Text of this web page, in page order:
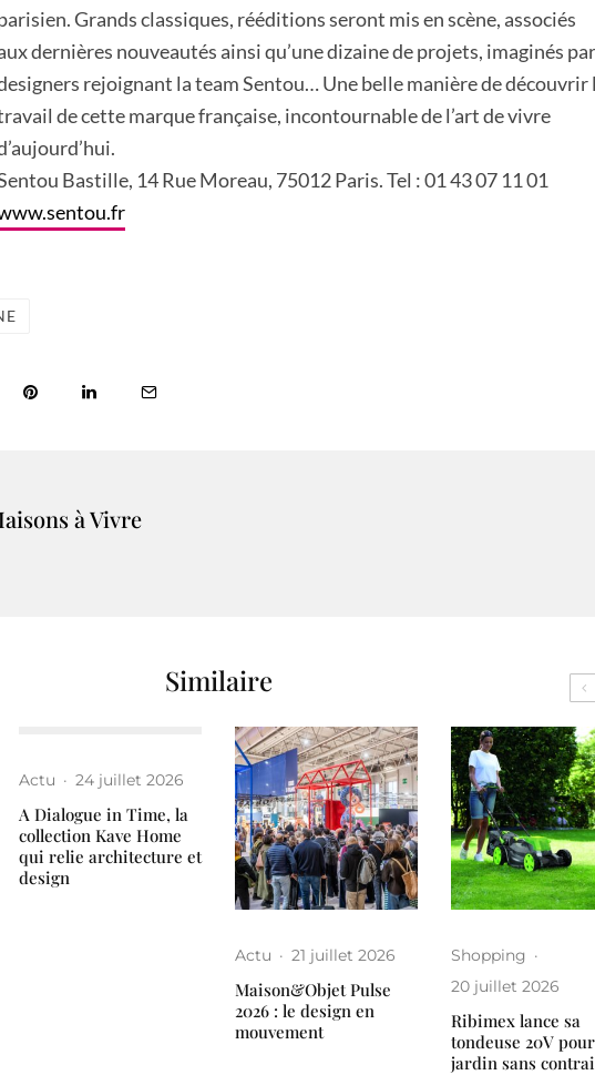
Grands classiques, rééditions seront mis en scène, associés
dernières nouveautés ainsi qu’une dizaine de projets, imaginés
rejoignant la team Sentou… Une belle manière de découvrir
de cette marque française, incontournable de l’art de vivre
Bastille, 14 Rue Moreau, 75012 Paris. Tel : 01 43 07 11 01
à Vivre
Similaire
Actu · 24 juillet 2026
A Dialogue in Time, la
collection Kave Home
qui relie architecture et
design
Actu · 21 juillet 2026
Maison&Objet Pulse
2026 : le design en
mouvement
Shopping ·
20 juillet 2026
Ribimex lance sa
tondeuse 20V
jardin sans